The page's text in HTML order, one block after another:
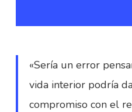
«Sería un error
vida interior podría
compromiso con el